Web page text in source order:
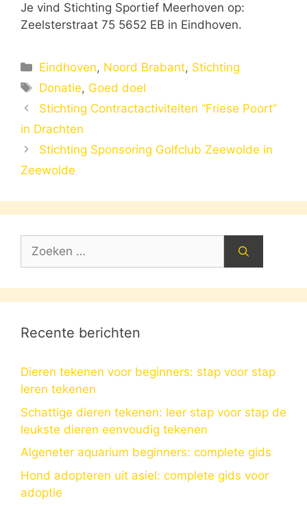
Je vind Stichting Sportief Meerhoven op:
Zeelsterstraat 75 5652 EB in Eindhoven.
Categorieën
Eindhoven, Noord Brabant, Stichting
Tags
Donatie, Goed doel
Stichting Contractactiviteiten “Friese Poort”
in Drachten
Stichting Sponsoring Golfclub Zeewolde in
Zeewolde
Zoek
Recente berichten
Dieren tekenen voor beginners: stap voor stap
leren tekenen
Schattige dieren tekenen: leer stap voor stap de
leukste dieren eenvoudig tekenen
Algeneter aquarium beginners: complete gids
Hond adopteren uit asiel: complete gids voor
adoptie